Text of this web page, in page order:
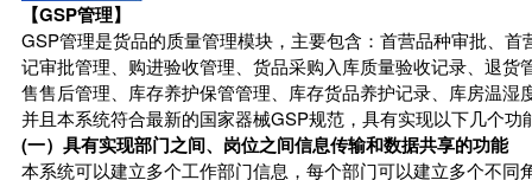
【GSP管理】
GSP管理是货品的质量管理模块，主要包含：首营品种审批、
记审批管理、购进验收管理、货品采购入库质量验收记录、退
售售后管理、库存养护保管管理、库存货品养护记录、库房温
并且本系统符合最新的国家器械GSP规范，具有实现以下几个功
(一）具有实现部门之间、岗位之间信息传输和数据共享的功能
本系统可以建立多个工作部门信息，每个部门可以建立多个不